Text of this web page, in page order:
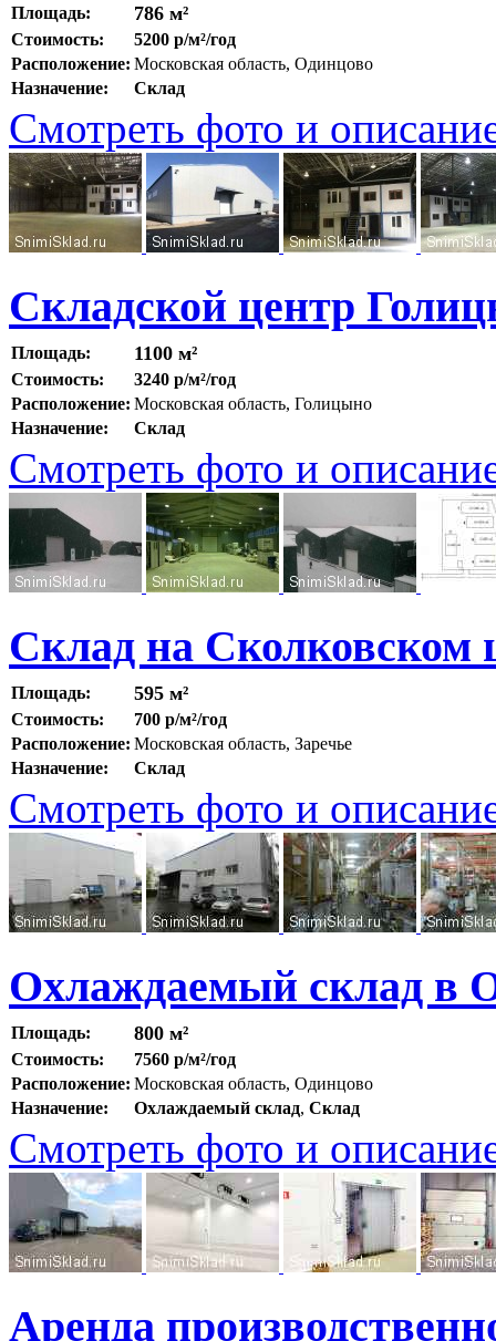
Площадь: 786 м²
Стоимость:
5200 р/м²/год
Расположение: Московская область, Одинцово
Назначение:
Склад
Смотреть фото и
Складской центр
Площадь: 1100 м²
Стоимость:
3240 р/м²/год
Расположение: Московская область, Голицыно
Назначение:
Склад
Смотреть фото и
Склад на Сколковском
Площадь: 595 м²
Стоимость:
700 р/м²/год
Расположение: Московская область, Заречье
Назначение:
Склад
Смотреть фото и
Охлаждаемый склад в
Площадь: 800 м²
Стоимость:
7560 р/м²/год
Расположение: Московская область, Одинцово
Назначение:
Охлаждаемый склад, Склад
Смотреть фото и
Аренда